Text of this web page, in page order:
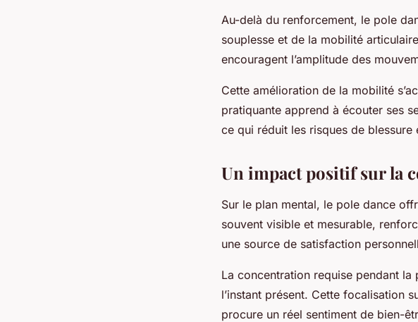
Au-delà du renforcement, le pole
souplesse et de la mobilité
encouragent l’amplitude des
Cette amélioration de la mobilité
pratiquante apprend à écouter ses
ce qui réduit les risques de
Un impact positif sur la
Sur le plan mental, le pole dance
souvent visible et mesurable,
une source de satisfaction
La concentration requise pendant
l’instant présent. Cette focalisation
procure un réel sentiment de bien-